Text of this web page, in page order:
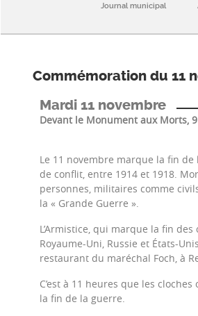
Journal municipal
Commémoration du 11
Mardi 11 novembre
Devant le Monument aux Morts,
Le 11 novembre marque la fin
de conflit, entre 1914 et 1918.
personnes, militaires comme
la « Grande Guerre ».
L’Armistice, qui marque la fin
Royaume-Uni, Russie et États-
restaurant du maréchal Foch, à
C’est à 11 heures que les
la fin de la guerre.